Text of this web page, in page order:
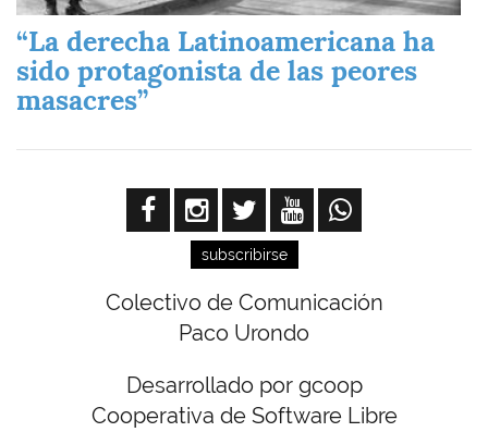
“La derecha Latinoamericana ha
sido protagonista de las peores
masacres”
subscribirse
Colectivo de Comunicación
Paco Urondo
Desarrollado por gcoop
Cooperativa de Software Libre